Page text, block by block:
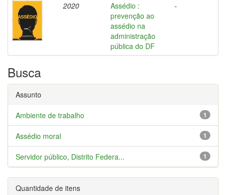
2020
Assédio :
prevenção ao
assédio na
administração
pública do DF
-
Busca
Assunto
1
Ambiente de trabalho
1
Assédio moral
1
Servidor público, Distrito Federa...
Quantidade de itens